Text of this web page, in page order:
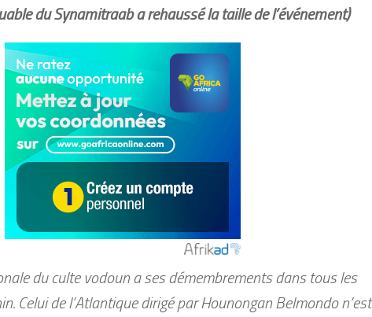
du Synamitraab a rehaussé la taille de l’événement)
du culte vodoun a ses démembrements dans tous les
Celui de l’Atlantique dirigé par Hounongan Belmondo n’est